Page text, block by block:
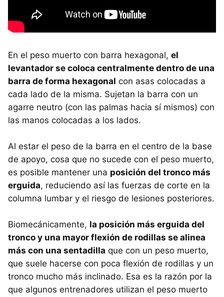
En el peso muerto con barra hexagonal, el
levantador se coloca centralmente dentro de una
barra de forma hexagonal con asas colocadas a
cada lado de la misma. Sujetan la barra con un
agarre neutro (con las palmas hacia sí mismos) con
las manos colocadas a los lados.
Al estar el peso de la barra en el centro de la base
de apoyo, cosa que no sucede con el peso muerto,
es posible mantener una posición del tronco más
erguida, reduciendo así las fuerzas de corte en la
columna lumbar y el riesgo de lesiones posteriores.
Biomecánicamente, la posición más erguida del
tronco y una mayor flexión de rodillas se alinea
más con una sentadilla que con un peso muerto,
que suele hacerse con poca flexión de rodillas y un
tronco mucho más inclinado. Esa es la razón por la
que algunos entrenadores utilizan el peso muerto